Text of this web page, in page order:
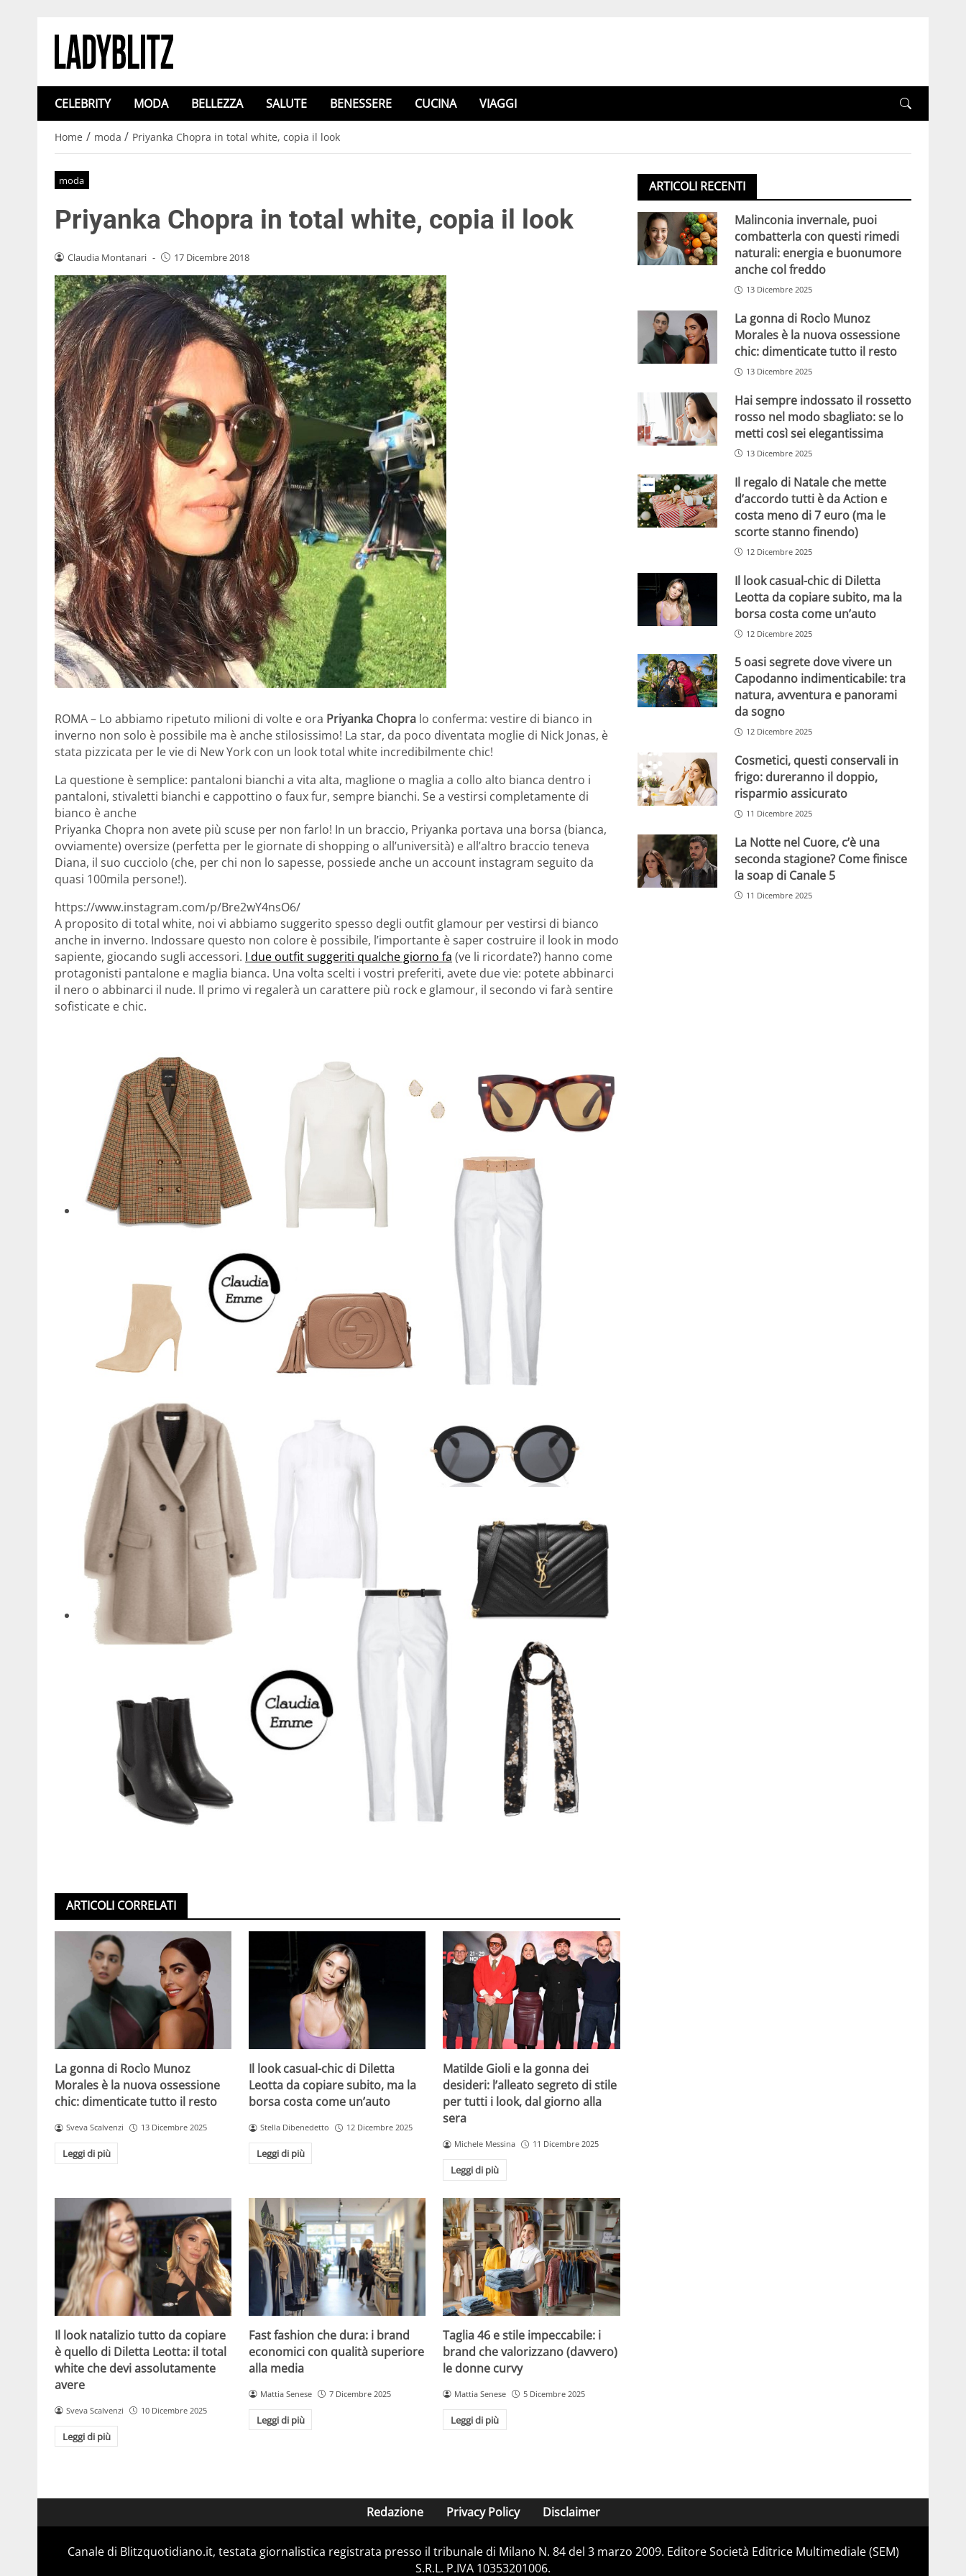
CELEBRITY MODA BELLEZZA SALUTE BENESSERE CUCINA VIAGGI
Home / moda / Priyanka Chopra in total white, copia il look
moda
Priyanka Chopra in total white, copia il look
Claudia Montanari - 17 Dicembre 2018
ROMA – Lo abbiamo ripetuto milioni di volte e ora Priyanka Chopra lo conferma: vestire di bianco in
inverno non solo è possibile ma è anche stilosissimo! La star, da poco diventata moglie di Nick Jonas, è
stata pizzicata per le vie di New York con un look total white incredibilmente chic!
La questione è semplice: pantaloni bianchi a vita alta, maglione o maglia a collo alto bianca dentro i
pantaloni, stivaletti bianchi e cappottino o faux fur, sempre bianchi. Se a vestirsi completamente di
bianco è anche
Priyanka Chopra non avete più scuse per non farlo! In un braccio, Priyanka portava una borsa (bianca,
ovviamente) oversize (perfetta per le giornate di shopping o all’università) e all’altro braccio teneva
Diana, il suo cucciolo (che, per chi non lo sapesse, possiede anche un account instagram seguito da
quasi 100mila persone!).
https://www.instagram.com/p/Bre2wY4nsO6/
A proposito di total white, noi vi abbiamo suggerito spesso degli outfit glamour per vestirsi di bianco
anche in inverno. Indossare questo non colore è possibile, l’importante è saper costruire il look in modo
sapiente, giocando sugli accessori. I due outfit suggeriti qualche giorno fa (ve li ricordate?) hanno come
protagonisti pantalone e maglia bianca. Una volta scelti i vostri preferiti, avete due vie: potete abbinarci
il nero o abbinarci il nude. Il primo vi regalerà un carattere più rock e glamour, il secondo vi farà sentire
sofisticate e chic.
ARTICOLI CORRELATI
La gonna di Rocìo Munoz
Morales è la nuova ossessione
chic: dimenticate tutto il resto
Sveva Scalvenzi 13 Dicembre 2025
Leggi di più
Il look casual-chic di Diletta
Leotta da copiare subito, ma la
borsa costa come un’auto
Stella Dibenedetto 12 Dicembre 2025
Leggi di più
Matilde Gioli e la gonna dei
desideri: l’alleato segreto di stile
per tutti i look, dal giorno alla
sera
Michele Messina 11 Dicembre 2025
Leggi di più
Il look natalizio tutto da copiare
è quello di Diletta Leotta: il total
white che devi assolutamente
avere
Sveva Scalvenzi 10 Dicembre 2025
Leggi di più
Fast fashion che dura: i brand
economici con qualità superiore
alla media
Mattia Senese 7 Dicembre 2025
Leggi di più
Taglia 46 e stile impeccabile: i
brand che valorizzano (davvero)
le donne curvy
Mattia Senese 5 Dicembre 2025
Leggi di più
ARTICOLI RECENTI
Malinconia invernale, puoi
combatterla con questi rimedi
naturali: energia e buonumore
anche col freddo
13 Dicembre 2025
La gonna di Rocìo Munoz
Morales è la nuova ossessione
chic: dimenticate tutto il resto
13 Dicembre 2025
Hai sempre indossato il rossetto
rosso nel modo sbagliato: se lo
metti così sei elegantissima
13 Dicembre 2025
Il regalo di Natale che mette
d’accordo tutti è da Action e
costa meno di 7 euro (ma le
scorte stanno finendo)
12 Dicembre 2025
Il look casual-chic di Diletta
Leotta da copiare subito, ma la
borsa costa come un’auto
12 Dicembre 2025
5 oasi segrete dove vivere un
Capodanno indimenticabile: tra
natura, avventura e panorami
da sogno
12 Dicembre 2025
Cosmetici, questi conservali in
frigo: dureranno il doppio,
risparmio assicurato
11 Dicembre 2025
La Notte nel Cuore, c’è una
seconda stagione? Come finisce
la soap di Canale 5
11 Dicembre 2025
Redazione Privacy Policy Disclaimer
Canale di Blitzquotidiano.it, testata giornalistica registrata presso il tribunale di Milano N. 84 del 3 marzo 2009. Editore Società Editrice Multimediale (SEM)
S.R.L. P.IVA 10353201006.